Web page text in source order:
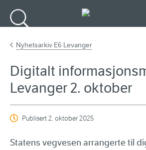
Nyhetsarkiv E6 Levanger
Digitalt
Levanger 2. oktober
Publisert2. oktober 2025
Statens vegvesen arrangerte til